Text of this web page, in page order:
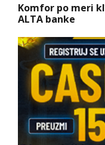
Komfor po meri
ALTA banke